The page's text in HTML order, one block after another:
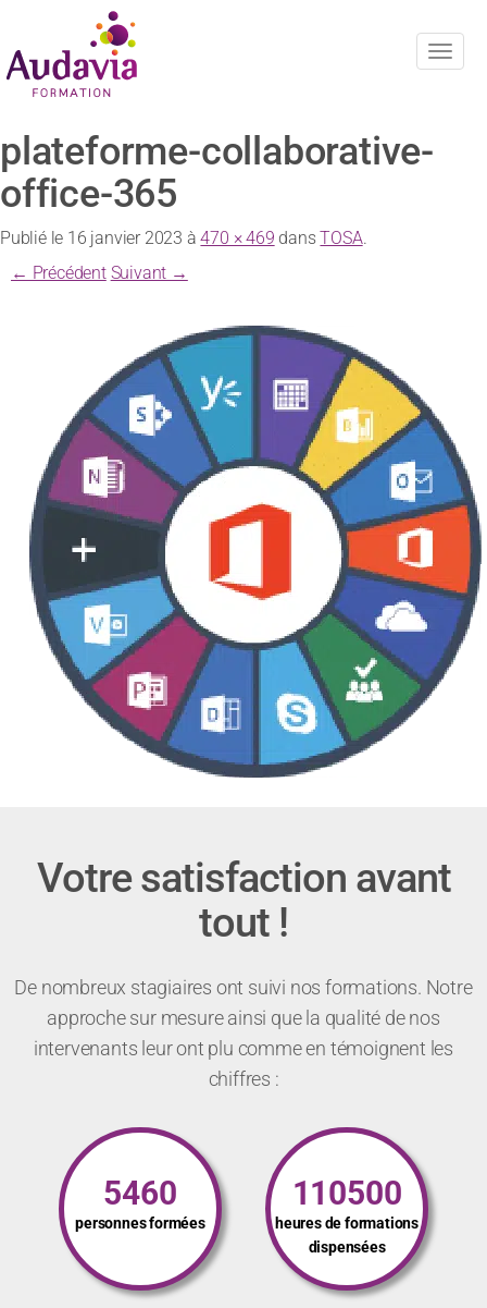
plateforme-collaborative-
office-365
Publié le 16 janvier 2023 à470 × 469 dansTOSA.
← Précédent Suivant →
Votre satisfaction avant
tout !
De nombreux stagiaires ont suivi nos formations. Notre
approche sur mesure ainsi que la qualité de nos
intervenants leur ont plu comme en témoignent les
chiffres :
5460
personnes formées
110500
heures de formations
dispensées